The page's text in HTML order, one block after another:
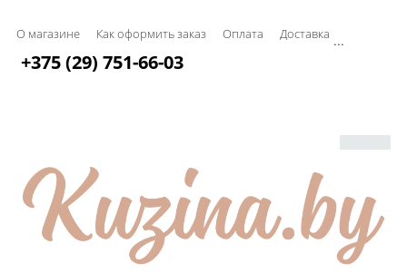
О магазине Как оформить заказ Оплата Доставка ...
+375 (29) 751-66-03